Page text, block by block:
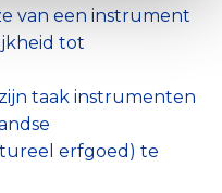
van een instrument
tot
taak instrumenten
erfgoed) te